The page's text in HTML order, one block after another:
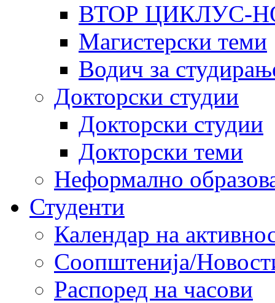
ВТОР ЦИКЛУС-
Магистерски теми
Водич за
Докторски студии
Докторски студии
Докторски теми
Неформално
Студенти
Календар на
Соопштенија/
Распоред на часови